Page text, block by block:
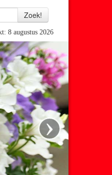
8 augustus 2026
›